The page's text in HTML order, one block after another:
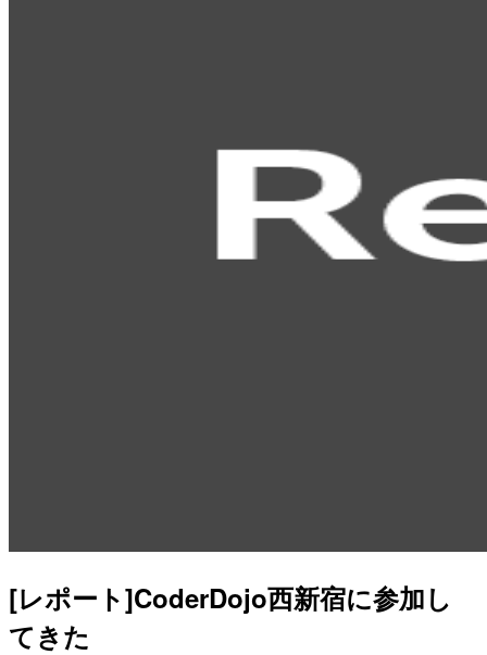
[レポート]CoderDojo西新宿に参加し
てきた